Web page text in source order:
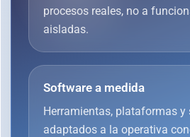
procesos reales, no a
aisladas.
Software a medida
Herramientas, plataformas y
adaptados a la operativa